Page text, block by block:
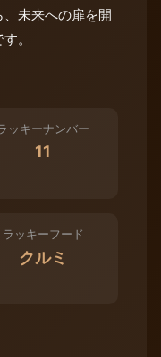
未来への扉を開
。
ッキーナンバー
11
ラッキーフード
クルミ